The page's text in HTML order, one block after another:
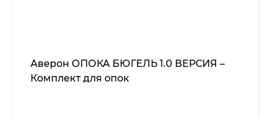
Аверон ОПОКА БЮГЕЛЬ 1.0 ВЕРСИЯ –
Комплект для опок